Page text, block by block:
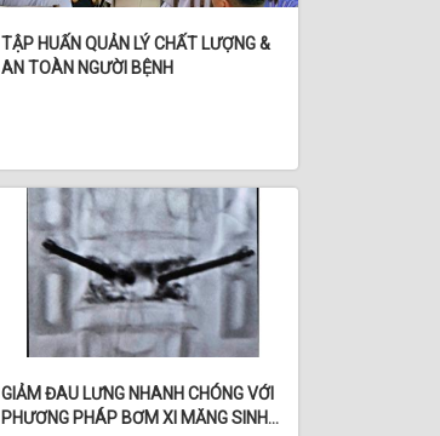
TẬP HUẤN QUẢN LÝ CHẤT LƯỢNG &
AN TOÀN NGƯỜI BỆNH
GIẢM ĐAU LƯNG NHANH CHÓNG VỚI
PHƯƠNG PHÁP BƠM XI MĂNG SINH